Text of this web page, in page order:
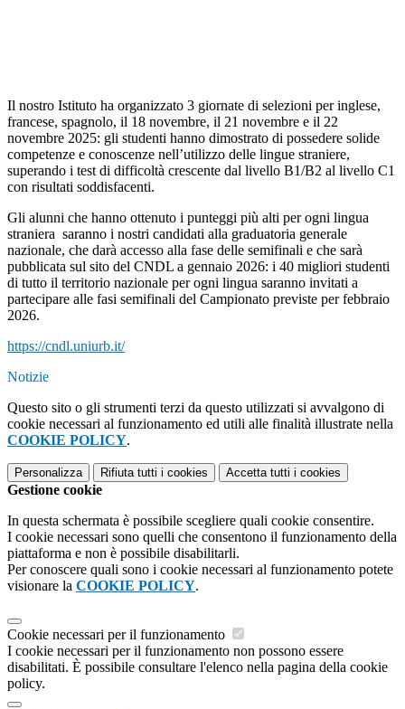
Il nostro Istituto ha organizzato 3 giornate di selezioni per inglese,
francese, spagnolo, il 18 novembre, il 21 novembre e il 22
novembre 2025: gli studenti hanno dimostrato di possedere solide
competenze e conoscenze nell’utilizzo delle lingue straniere,
superando i test di difficoltà crescente dal livello B1/B2 al livello C1
con risultati soddisfacenti.
Gli alunni che hanno ottenuto i punteggi più alti per ogni lingua
straniera saranno i nostri candidati alla graduatoria generale
nazionale, che darà accesso alla fase delle semifinali e che sarà
pubblicata sul sito del CNDL a gennaio 2026: i 40 migliori studenti
di tutto il territorio nazionale per ogni lingua saranno invitati a
partecipare alle fasi semifinali del Campionato previste per febbraio
2026.
https://cndl.uniurb.it/
Notizie
Questo sito o gli strumenti terzi da questo utilizzati si avvalgono di
cookie necessari al funzionamento ed utili alle finalità illustrate nella
COOKIE POLICY.
Personalizza Rifiuta tutti i cookies Accetta tutti i cookies
Gestione cookie
In questa schermata è possibile scegliere quali cookie consentire.
I cookie necessari sono quelli che consentono il funzionamento della
piattaforma e non è possibile disabilitarli.
Per conoscere quali sono i cookie necessari al funzionamento potete
visionare la COOKIE POLICY.
Cookie necessari per il funzionamento
I cookie necessari per il funzionamento non possono essere
disabilitati. È possibile consultare l'elenco nella pagina della cookie
policy.